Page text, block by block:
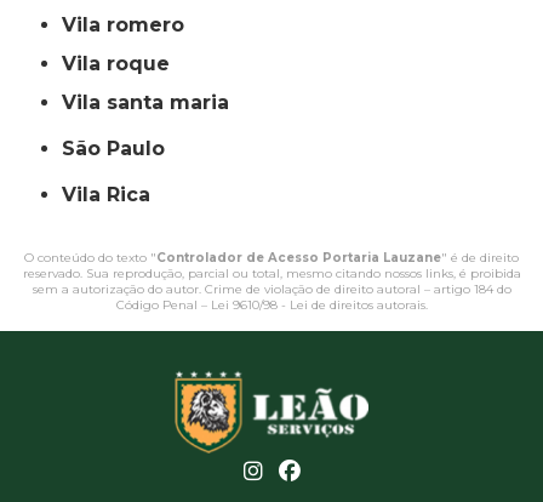
vila romero
vila roque
vila santa maria
São Paulo
Vila Rica
O conteúdo do texto "Controlador de Acesso Portaria Lauzane" é de direito
reservado. Sua reprodução, parcial ou total, mesmo citando nossos links, é proibida
sem a autorização do autor. Crime de violação de direito autoral – artigo 184 do
Código Penal – Lei 9610/98 - Lei de direitos autorais.